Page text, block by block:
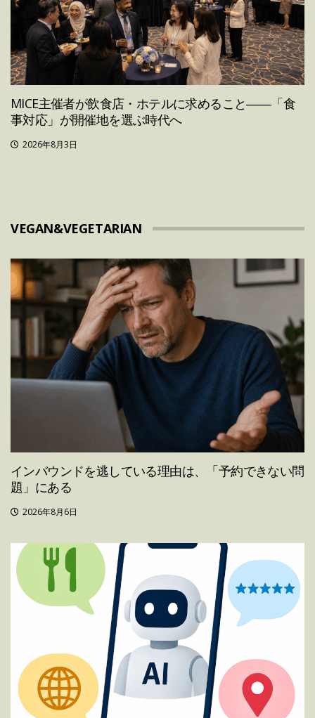
MICE主催者が飲食店・ホテルに求めること――「食
事対応」が開催地を選ぶ時代へ
2026年8月3日
VEGAN&VEGETARIAN
インバウンドを逃している理由は、「予約できない問
題」にある
2026年8月6日